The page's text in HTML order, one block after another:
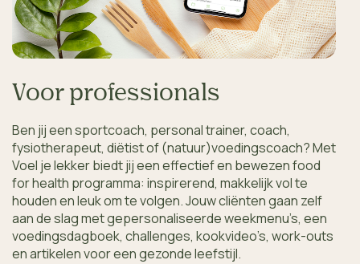
Voor professionals
Ben jij een sportcoach, personal trainer, coach,
fysiotherapeut, diëtist of (natuur)voedingscoach? Met
Voel je lekker biedt jij een effectief en bewezen food
for health programma: inspirerend, makkelijk vol te
houden en leuk om te volgen. Jouw cliënten gaan zelf
aan de slag met gepersonaliseerde weekmenu’s, een
voedingsdagboek, challenges, kookvideo’s, work-outs
en artikelen voor een gezonde leefstijl.